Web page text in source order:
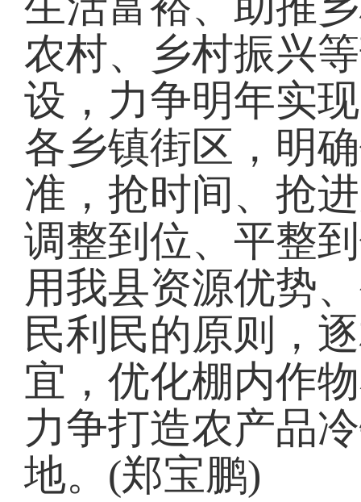
农村、乡村振兴
设，力争明年实
各乡镇街区，明
准，抢时间、抢
调整到位、平整
用我县资源优势
民利民的原则，
宜，优化棚内作
力争打造农产品
地。(郑宝鹏)